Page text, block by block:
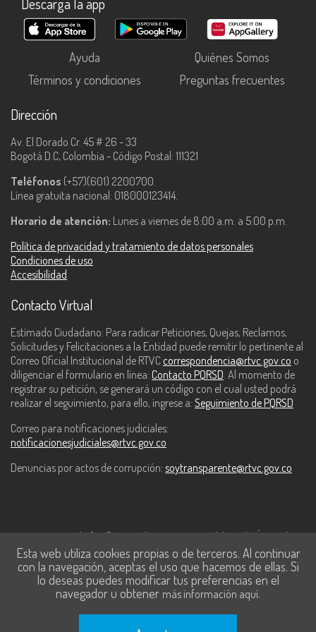
Ayuda
Quiénes Somos
Términos y condiciones
Preguntas frecuentes
Dirección
Av. El Dorado Cr. 45 # 26 - 33
Bogotá D.C, Colombia - Código Postal: 111321
Teléfonos (+57)(601) 2200700.
Línea gratuita nacional: 018000123414.
Horario de atención: Lunes a viernes de 8:00 a.m. a 5:00 p.m.
Política de privacidad y tratamiento de datos personales
Condiciones de uso
Accesibilidad
Contacto Virtual
Estimado Ciudadano: Para radicar Peticiones, Quejas, Reclamos,
Solicitudes y Felicitaciones a la Entidad puede remitir lo pertinente al
Correo Oficial Institucional de RTVC correspondencia@rtvc.gov.co o
diligenciar el formulario en línea: Contacto PQRSD. Al momento de
registrar su petición, se generará un código con el cual usted podrá
realizar el seguimiento, para ello, ingrese a: Seguimiento de PQRSD
Correo para notificaciones judiciales:
notificacionesjudiciales@rtvc.gov.co
Denuncias por actos de corrupción: soytransparente@rtvc.gov.co
Este contenido fue financiado con recursos del Fondo Único de
Tecnologías de la Información y las Comunicaciones de MinTic.
Esta web utiliza cookies propias o de terceros. Al continuar
con la navegación, aceptas el uso que hacemos de ellas. Si
lo deseas puedes modificar tus preferencias en el
navegador u obtener más información aquí.